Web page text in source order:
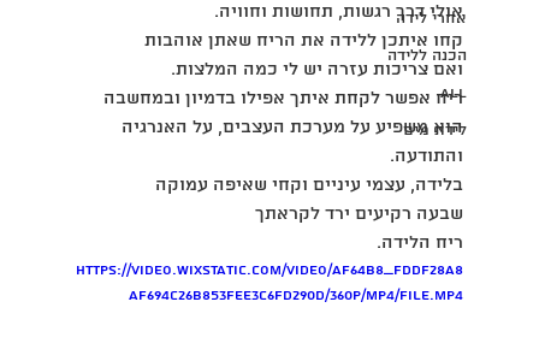
אחרי לידה
הכנה ללידה
all
לידת מים
אולי דרך רגשות, תחושות וחוויה.
קחו איתכן ללידה את הריח שאתן אוהבות
ואם צריכות עזרה יש לי כמה המלצות.
ריח אפשר לקחת איתך אפילו בדמיון ובמחשבה
הוא משפיע על מערכת העצבים, על האנרגיה
והתודעה.
בלידה, עצמי עיניים וקחי שאיפה עמוקה
שבעה רקיעים ירד לקראתך
ריח הלידה.
https://video.wixstatic.com/video/af64b8_fddf28a8
af694c26b853fee3c6fd290d/360p/mp4/file.mp4